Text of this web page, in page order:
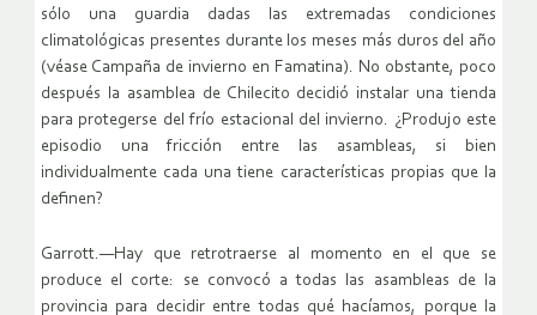
sólo una guardia dadas las extremadas condiciones
climatológicas presentes durante los meses más duros del año
(véase Campaña de invierno en Famatina). No obstante, poco
después la asamblea de Chilecito decidió instalar una tienda
para protegerse del frío estacional del invierno. ¿Produjo este
episodio una fricción entre las asambleas, si bien
individualmente cada una tiene características propias que la
definen?
Garrott.—Hay que retrotraerse al momento en el que se
produce el corte: se convocó a todas las asambleas de la
provincia para decidir entre todas qué hacíamos, porque la